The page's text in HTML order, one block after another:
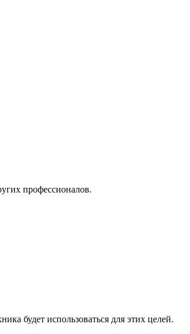
профессионалов.
будет использоваться для этих целей.